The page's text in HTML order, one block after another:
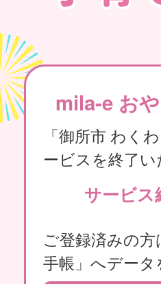
mila-e お
「御所市 わく
ービスを終了い
サービス
ご登録済みの
手帳」へデー